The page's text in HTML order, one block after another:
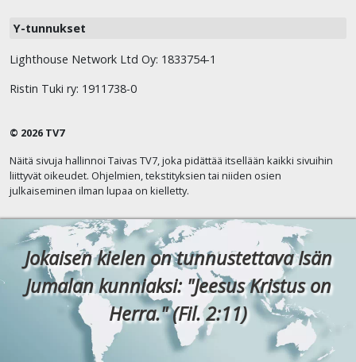
Y-tunnukset
Lighthouse Network Ltd Oy: 1833754-1
Ristin Tuki ry: 1911738-0
© 2026 TV7
Näitä sivuja hallinnoi Taivas TV7, joka pidättää itsellään kaikki sivuihin
liittyvät oikeudet. Ohjelmien, tekstityksien tai niiden osien
julkaiseminen ilman lupaa on kielletty.
Jokaisen kielen on tunnustettava Isän
Jumalan kunniaksi: "Jeesus Kristus on
Herra." (Fil. 2:11)